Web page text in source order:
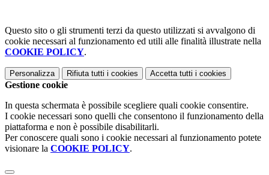
Questo sito o gli strumenti terzi da questo utilizzati si avvalgono di
cookie necessari al funzionamento ed utili alle finalità illustrate nella
COOKIE POLICY.
Personalizza Rifiuta tutti i cookies Accetta tutti i cookies
Gestione cookie
In questa schermata è possibile scegliere quali cookie consentire.
I cookie necessari sono quelli che consentono il funzionamento della
piattaforma e non è possibile disabilitarli.
Per conoscere quali sono i cookie necessari al funzionamento potete
visionare la COOKIE POLICY.